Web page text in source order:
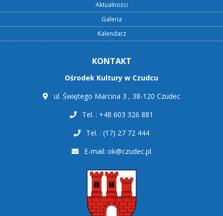
Aktualności
Galeria
Kalendarz
KONTAKT
Ośrodek Kultury w Czudcu
ul. Świętego Marcina 3 , 38-120 Czudec
Tel. : +48 603 326 881
Tel. : (17) 27 72 444
E-mail: ok@czudec.pl